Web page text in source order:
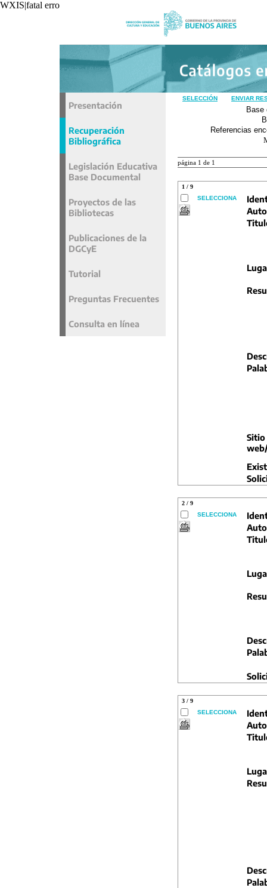
Presentación
Recuperación
Bibliográfica
Legislación Educativa
Base Documental
Proyectos de las
Bibliotecas
Publicaciones de la
DGCyE
Tutorial
Preguntas Frecuentes
Consulta en línea
SELECCIÓN ENVIAR
Base
Referencias
página 1 de 1
1 / 9
SELECCIONA
Sitio
2 / 9
SELECCIONA
3 / 9
SELECCIONA
WXIS|fatal error|unavoidable|recxref/read|